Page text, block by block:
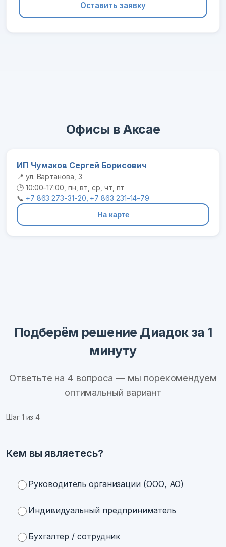
Оставить заявку
Офисы в Аксае
ИП Чумаков Сергей Борисович
📍 ул. Вартанова, 3
🕒 10:00-17:00, пн, вт, ср, чт, пт
📞 +7 863 273-31-20, +7 863 231-14-79
На карте
Подберём решение Диадок за 1
минуту
Ответьте на 4 вопроса — мы порекомендуем
оптимальный вариант
Шаг 1 из 4
Кем вы являетесь?
Руководитель организации (ООО, АО)
Индивидуальный предприниматель
Бухгалтер / сотрудник